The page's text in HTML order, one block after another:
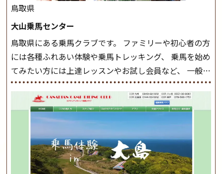
したら、 次は部班にて駈歩を含めた誘導練習を行いま
しょう。 ステップクラス ホップクラスまでに練習した
まとめをします。 三種歩法をマスターし、ワンランク上
の扶助操作や誘導方法を身につけましょう。 注意事項
◆馬場使用状況により、使用する馬場はこちらで決定い
たしますのでご了承ください ◆基本は雨天決行です
が、落雷・強風等のより、安全上急遽中止させていただ
く場合がございます。 ◆三木ホースランドパークの協議
会や講習会等により、一部レッスンが中止になる場合が
ございます。 その際、ご予約いただいている皆様には事
前にご連絡いたします。MIKIホーストレックのツアー
はこちら
鳥取県
大山乗馬センター
鳥取県にある乗馬クラブです。 ファミリーや初心者の方
には各種ふれあい体験や乗馬トレッキング、 乗馬を始め
てみたい方には上達レッスンやお試し会員など、 一般の
方に幅広くお楽しみいただける施設を目指しています。
また、お手軽（低価格）に会員になったり自分の馬を持
つことのできる乗馬クラブでもあり、 健康や趣味、スポ
ーツ競技として、老若男女様々な方が、日々乗馬をお楽
しみいただいています。 なお、ゴールデンウィークと夏
休み期間中は無休で営業していますので、ぜひご家族で
お越しください！大山乗馬センターの紹介記事はこち